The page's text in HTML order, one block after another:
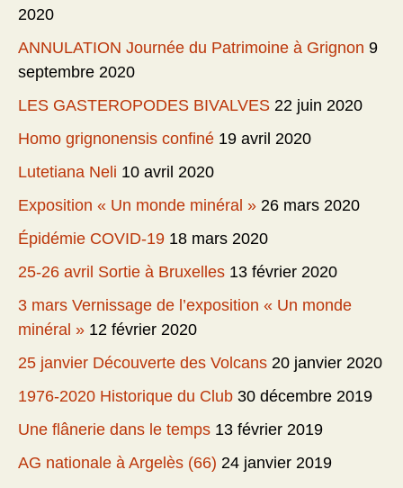
2020
ANNULATION Journée du Patrimoine à Grignon 9
septembre 2020
LES GASTEROPODES BIVALVES 22 juin 2020
Homo grignonensis confiné 19 avril 2020
Lutetiana Neli 10 avril 2020
Exposition « Un monde minéral » 26 mars 2020
Épidémie COVID-19 18 mars 2020
25-26 avril Sortie à Bruxelles 13 février 2020
3 mars Vernissage de l’exposition « Un monde
minéral » 12 février 2020
25 janvier Découverte des Volcans 20 janvier 2020
1976-2020 Historique du Club 30 décembre 2019
Une flânerie dans le temps 13 février 2019
AG nationale à Argelès (66) 24 janvier 2019